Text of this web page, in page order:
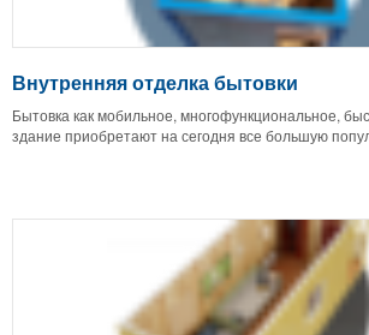
Внутренняя отделка бытовки
Бытовка как мобильное, многофункциональное,
здание приобретают на сегодня все большую